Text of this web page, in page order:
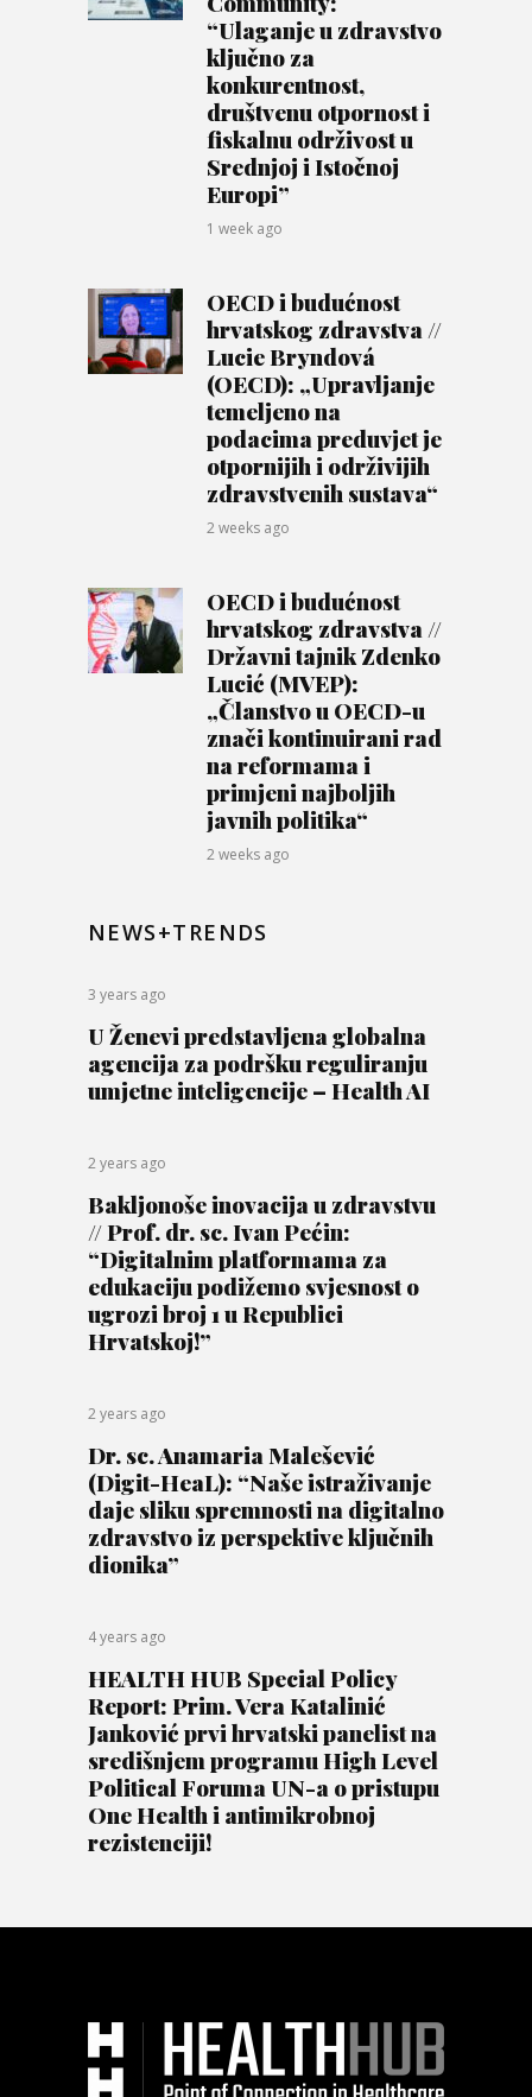
“Ulaganje u zdravstvo
ključno za
konkurentnost,
društvenu otpornost i
fiskalnu održivost u
Srednjoj i Istočnoj
Europi”
1 week ago
OECD i budućnost
hrvatskog zdravstva //
Lucie Bryndová
(OECD): „Upravljanje
temeljeno na
podacima preduvjet je
otpornijih i održivijih
zdravstvenih sustava“
2 weeks ago
OECD i budućnost
hrvatskog zdravstva //
Državni tajnik Zdenko
Lucić (MVEP):
„Članstvo u OECD-u
znači kontinuirani rad
na reformama i
primjeni najboljih
javnih politika“
2 weeks ago
NEWS+TRENDS
3 years ago
U Ženevi predstavljena globalna
agencija za podršku reguliranju
umjetne inteligencije – Health AI
2 years ago
Bakljonoše inovacija u zdravstvu
// Prof. dr. sc. Ivan Pećin:
“Digitalnim platformama za
edukaciju podižemo svjesnost o
ugrozi broj 1 u Republici
Hrvatskoj!”
2 years ago
Dr. sc. Anamaria Malešević
(Digit-HeaL): “Naše istraživanje
daje sliku spremnosti na digitalno
zdravstvo iz perspektive ključnih
dionika”
4 years ago
HEALTH HUB Special Policy
Report: Prim. Vera Katalinić
Janković prvi hrvatski panelist na
središnjem programu High Level
Political Foruma UN-a o pristupu
One Health i antimikrobnoj
rezistenciji!